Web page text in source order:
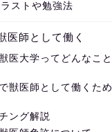
ストや勉強法
医師として働く
医大学ってどんなこと
獣医師として働くため
ング解説